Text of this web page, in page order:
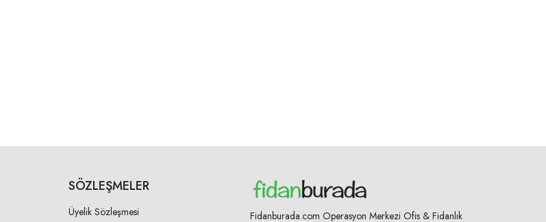
SÖZLEŞMELER
Üyelik Sözleşmesi Fidanburada.com Operasyon Merkezi Ofis & Fidanlık